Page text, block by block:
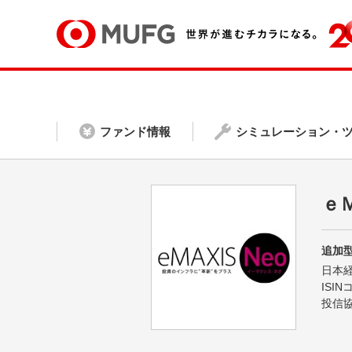
ファンド情報 シミュレーション・
ｅ
追加
日本
ISIN
投信